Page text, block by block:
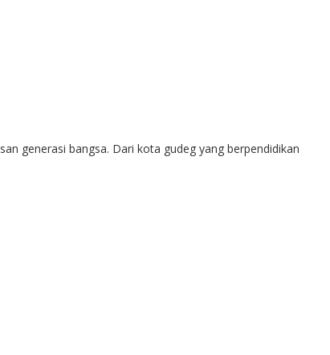
generasi bangsa. Dari kota gudeg yang berpendidikan